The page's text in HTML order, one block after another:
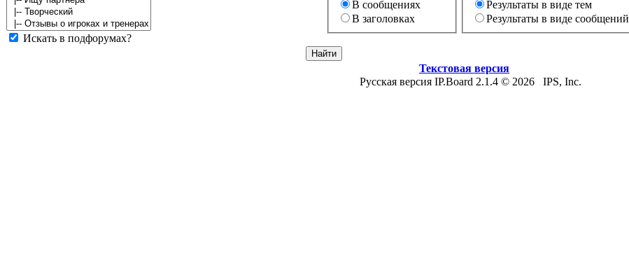
Искать в подфорумах?
В сообщениях
В заголовках
Результаты в виде тем
Результаты в виде сообщений
Текстовая версия
Русская версия IP.Board 2.1.4 © 2026 IPS, Inc.